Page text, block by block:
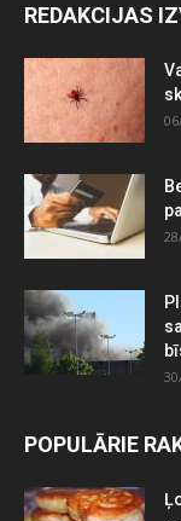
REDAKCIJAS
POPULĀRIE